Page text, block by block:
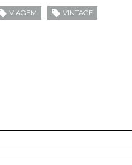
VIAGEM VINTAGE